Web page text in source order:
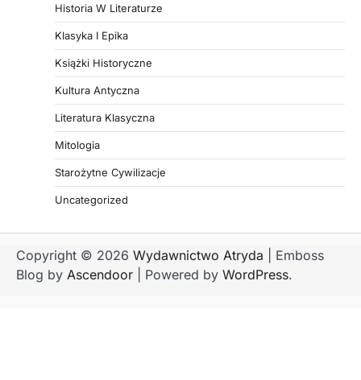
Historia W Literaturze
Klasyka I Epika
Książki Historyczne
Kultura Antyczna
Literatura Klasyczna
Mitologia
Starożytne Cywilizacje
Uncategorized
Copyright © 2026 Wydawnictwo Atryda | Emboss
Blog by Ascendoor | Powered by WordPress.